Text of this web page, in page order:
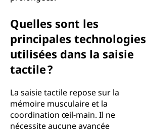
Quelles sont les
principales technologies
utilisées dans la saisie
tactile ?
La saisie tactile repose sur la
mémoire musculaire et la
coordination œil-main. Il ne
nécessite aucune avancée